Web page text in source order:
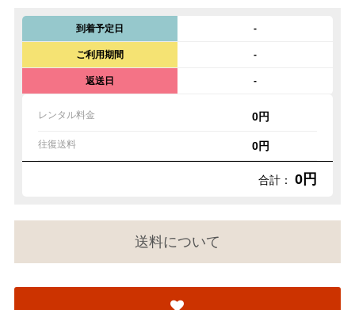
到着予定日 -
ご利用期間 -
返送日 -
レンタル料金 0円
往復送料 0円
合計： 0円
送料について